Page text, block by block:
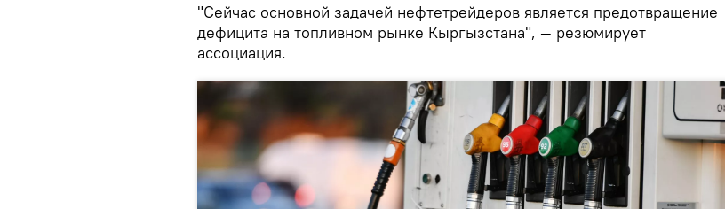
"Сейчас основной задачей нефтетрейдеров является предотвращение
дефицита на топливном рынке Кыргызстана", — резюмирует
ассоциация.